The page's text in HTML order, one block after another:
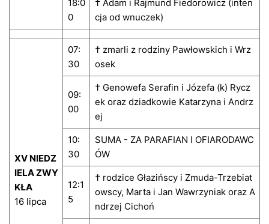
18:0
0
† Adam i Rajmund Fiedorowicz (inten
cja od wnuczek)
XV NIEDZ
IELA ZWY
KŁA
16 lipca
07:
30
† zmarli z rodziny Pawłowskich i Wrz
osek
09:
00
† Genowefa Serafin i Józefa (k) Rycz
ek oraz dziadkowie Katarzyna i Andrz
ej
10:
30
SUMA - ZA PARAFIAN I OFIARODAWC
ÓW
12:1
5
† rodzice Głazińscy i Zmuda-Trzebiat
owscy, Marta i Jan Wawrzyniak oraz A
ndrzej Cichoń